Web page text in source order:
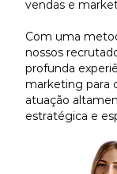
vendas e
Com uma
nossos
profunda
marketing para
atuação
estratégica e